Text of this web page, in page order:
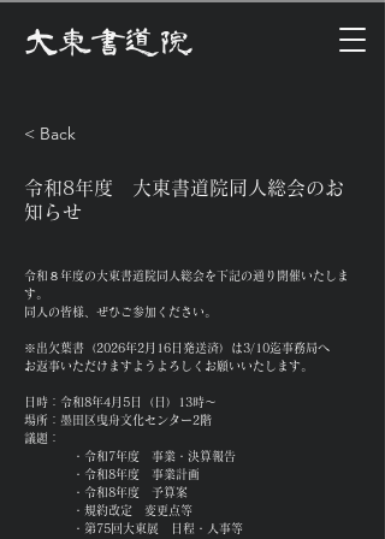
大東書道院
< Back
令和8年度 大東書道院同人総会のお
知らせ
令和８年度の大東書道院同人総会を下記の通り開催いたしま
す。
同人の皆様、ぜひご参加ください。
※出欠葉書（2026年2月16日発送済）は3/10迄事務局へ
お返事いただけますようよろしくお願いいたします。
日時：令和8年4月5日（日）13時〜
場所：墨田区曳舟文化センター2階
議題：
	・令和7年度　事業・決算報告
	・令和8年度　事業計画
	・令和8年度　予算案
	・規約改定　変更点等
	・第75回大東展　日程・人事等